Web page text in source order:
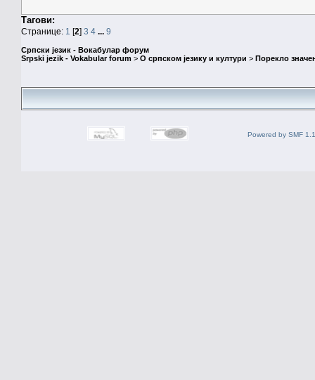
Тагови:
Странице: 1 [2] 3 4 ... 9
Српски језик - Вокабулар форум
Srpski jezik - Vokabular forum > О српском језику и култури > Порекло
Powered by SMF